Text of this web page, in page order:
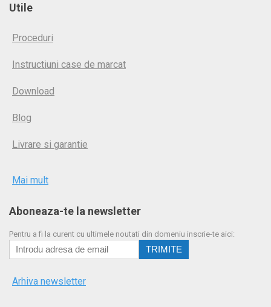
Utile
Proceduri
Instructiuni case de marcat
Download
Blog
Livrare si garantie
Mai mult
Aboneaza-te la newsletter
Pentru a fi la curent cu ultimele noutati din domeniu inscrie-te aici:
Arhiva newsletter